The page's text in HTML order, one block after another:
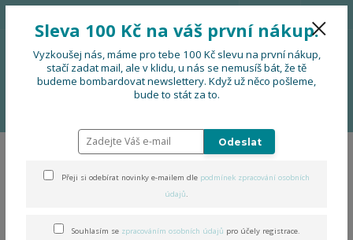
Menu
0 Kč
Folklorní podsedáček s
beránkem - zapínání na
knoflík
Sleva 100 Kč na váš první nákup.
Vyzkoušej nás, máme pro tebe 100 Kč slevu na první nákup,
stačí zadat mail, ale v klidu, u nás se nemusíš bát, že tě
budeme bombardovat newslettery. Když už něco pošleme,
bude to stát za to.
Odeslat
Přeji si odebírat novinky e-mailem dle podmínek zpracování osobních
údajů.
Souhlasím se zpracováním osobních údajů pro účely registrace.